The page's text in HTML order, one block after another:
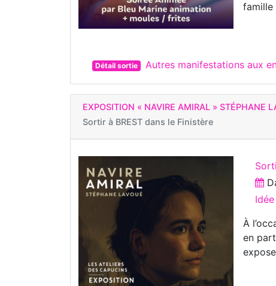
famille
Détail sortie Autres manifestations aux
EXPOSITION « NAVIRE AMIRAL » STÉPHANE
Sortir à BREST dans le Finistère
À
en